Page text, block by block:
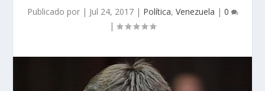
Publicado por | Jul 24, 2017| Política, Venezuela | 0
|